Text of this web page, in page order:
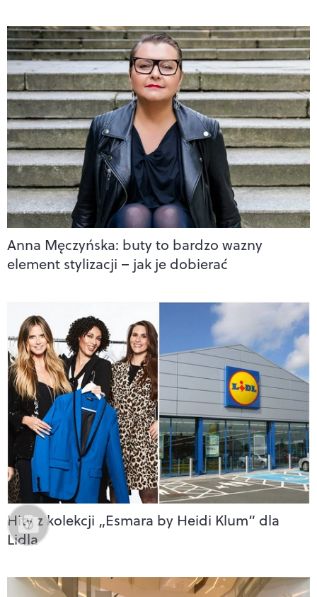
Anna Męczyńska: buty to bardzo wazny
element stylizacji – jak je dobierać
Hity z kolekcji „Esmara by Heidi Klum” dla
Lidla